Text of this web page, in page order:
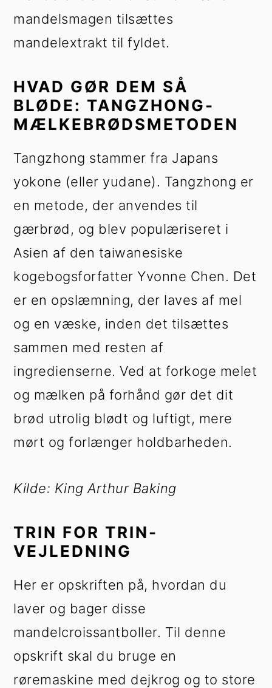
mandelsmagen tilsættes
mandelextrakt til fyldet.
HVAD GØR DEM SÅ
BLØDE: TANGZHONG-
MÆLKEBRØDSMETODEN
Tangzhong stammer fra Japans
yokone (eller yudane). Tangzhong er
en metode, der anvendes til
gærbrød, og blev populæriseret i
Asien af den taiwanesiske
kogebogsforfatter Yvonne Chen. Det
er en opslæmning, der laves af mel
og en væske, inden det tilsættes
sammen med resten af
ingredienserne. Ved at forkoge melet
og mælken på forhånd gør det dit
brød utrolig blødt og luftigt, mere
mørt og forlænger holdbarheden.
Kilde: King Arthur Baking
TRIN FOR TRIN-
VEJLEDNING
Her er opskriften på, hvordan du
laver og bager disse
mandelcroissantboller. Til denne
opskrift skal du bruge en
røremaskine med dejkrog og to store